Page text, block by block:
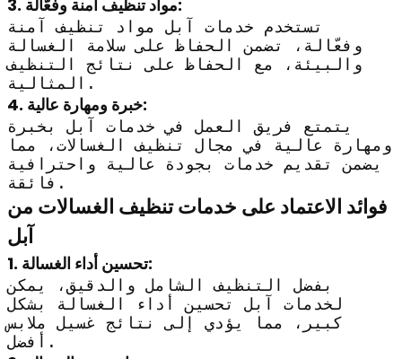
3. مواد تنظيف آمنة وفعّالة:
تستخدم خدمات آبل مواد تنظيف آمنة
وفعّالة، تضمن الحفاظ على سلامة الغسالة
والبيئة، مع الحفاظ على نتائج التنظيف
المثالية.
4. خبرة ومهارة عالية:
يتمتع فريق العمل في خدمات آبل بخبرة
ومهارة عالية في مجال تنظيف الغسالات، مما
يضمن تقديم خدمات بجودة عالية واحترافية
فائقة.
فوائد الاعتماد على خدمات تنظيف الغسالات من
آبل
1. تحسين أداء الغسالة:
بفضل التنظيف الشامل والدقيق، يمكن
لخدمات آبل تحسين أداء الغسالة بشكل
كبير، مما يؤدي إلى نتائج غسيل ملابس
أفضل.